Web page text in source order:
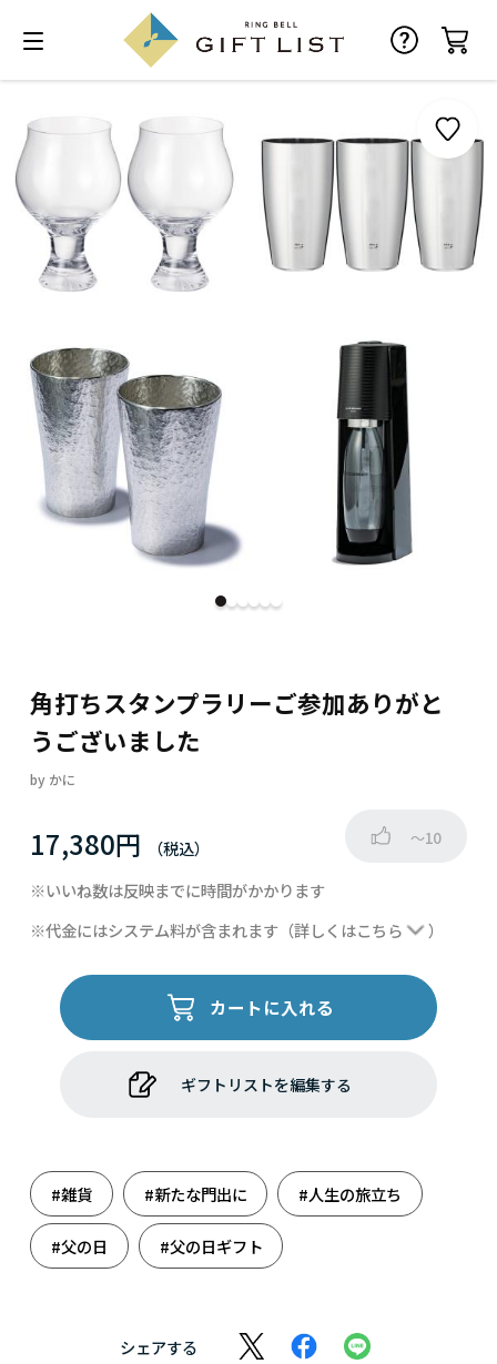
角打ちスタンプラリーご参加ありがと
うございました
by かに
17,380円 ～10
※いいね数は反映までに時間がかかります
※代金にはシステム料が含まれます（詳しくはこちら ）
カートに入れる
ギフトリストを編集する
#雑貨 #新たな門出に #人生の旅立ち
#父の日 #父の日ギフト
シェアする